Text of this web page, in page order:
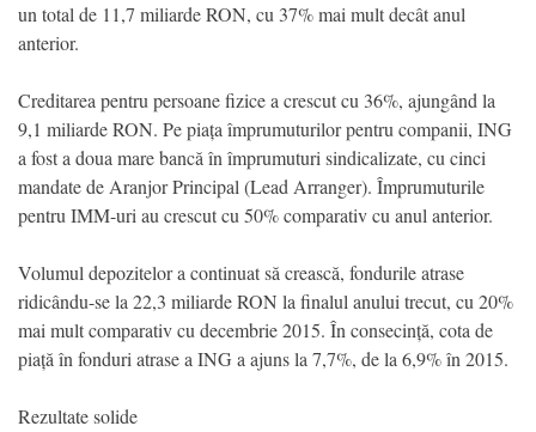
un total de 11,7 miliarde RON, cu 37% mai mult decât anul
anterior.
Creditarea pentru persoane fizice a crescut cu 36%, ajungând la
9,1 miliarde RON. Pe piața împrumuturilor pentru companii, ING
a fost a doua mare bancă în împrumuturi sindicalizate, cu cinci
mandate de Aranjor Principal (Lead Arranger). Împrumuturile
pentru IMM-uri au crescut cu 50% comparativ cu anul anterior.
Volumul depozitelor a continuat să crească, fondurile atrase
ridicându-se la 22,3 miliarde RON la finalul anului trecut, cu 20%
mai mult comparativ cu decembrie 2015. În consecință, cota de
piață în fonduri atrase a ING a ajuns la 7,7%, de la 6,9% în 2015.
Rezultate solide